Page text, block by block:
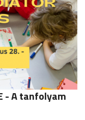
- A tanfolyam